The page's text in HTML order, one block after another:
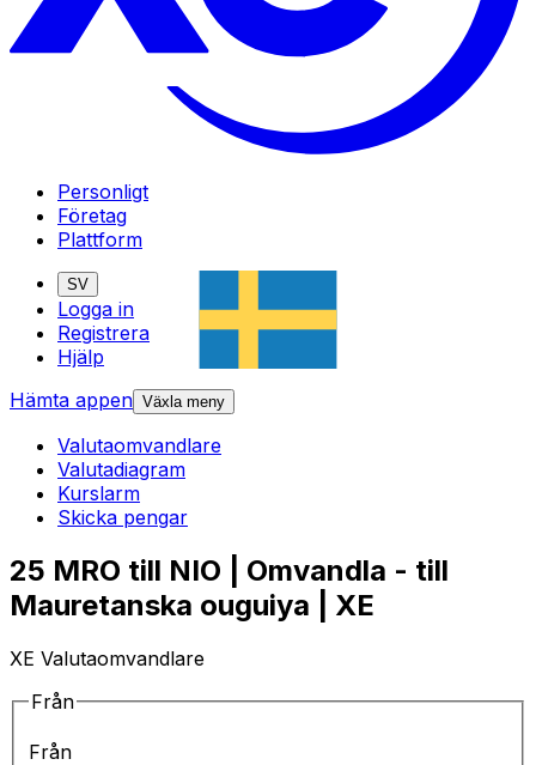
Personligt
Företag
Plattform
SV
Logga in
Registrera
Hjälp
Hämta appen Växla meny
Valutaomvandlare
Valutadiagram
Kurslarm
Skicka pengar
25 MRO till NIO | Omvandla - till
Mauretanska ouguiya | XE
XE Valutaomvandlare
Från
Från